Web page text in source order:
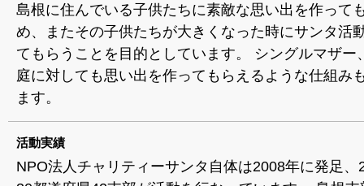
島根に住んでいる子供たちに素敵な思い出を作って
め、またその子供たちが大きくなった時にサンタ活
てもらうことを目的としています。 シングルマザー
庭に対しても思い出を作ってもらえるような仕組み
ます。
活動実績
NPO法人チャリティーサンタ自体は2008年に発足、